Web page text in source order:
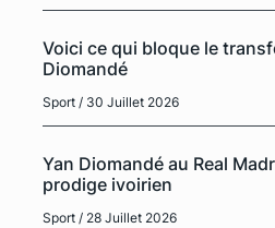
Voici ce qui bloque le
Diomandé
Sport / 30 Juillet 2026
Yan Diomandé au Real
prodige ivoirien
Sport / 28 Juillet 2026